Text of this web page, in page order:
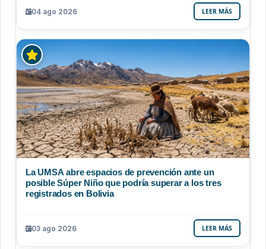
04 ago 2026 LEER MÁS
La UMSA abre espacios de prevención ante un
posible Súper Niño que podría superar a los tres
registrados en Bolivia
03 ago 2026 LEER MÁS